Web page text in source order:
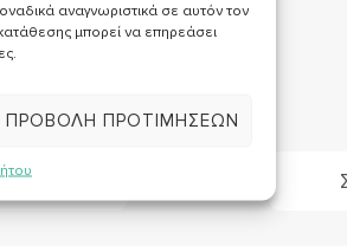
αναγνωριστικά σε αυτόν τον
μπορεί να επηρεάσει
ΠΡΟΒΟΛΉ ΠΡΟΤΙΜΉΣΕΩΝ